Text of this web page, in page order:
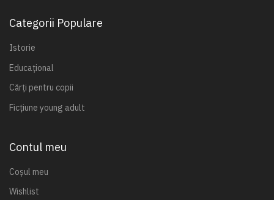
Categorii Populare
Istorie
Educațional
Cărți pentru copii
Ficțiune young adult
Contul meu
Coșul meu
Wishlist